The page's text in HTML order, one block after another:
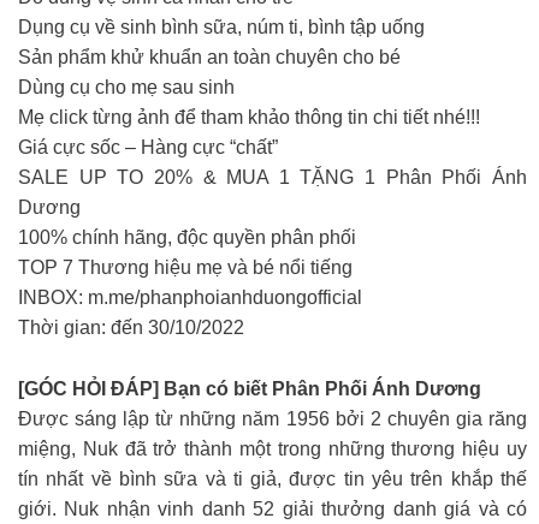
Dụng cụ về sinh bình sữa, núm ti, bình tập uống
Sản phẩm khử khuẩn an toàn chuyên cho bé
Dùng cụ cho mẹ sau sinh
Mẹ click từng ảnh để tham khảo thông tin chi tiết nhé!!!
Giá cực sốc – Hàng cực “chất”
SALE UP TO 20% & MUA 1 TẶNG 1 Phân Phối Ánh
Dương
100% chính hãng, độc quyền phân phối
TOP 7 Thương hiệu mẹ và bé nổi tiếng
INBOX: m.me/phanphoianhduongofficial
Thời gian: đến 30/10/2022
[GÓC HỎI ĐÁP] Bạn có biết Phân Phối Ánh Dương
Được sáng lập từ những năm 1956 bởi 2 chuyên gia răng
miệng, Nuk đã trở thành một trong những thương hiệu uy
tín nhất về bình sữa và ti giả, được tin yêu trên khắp thế
giới. Nuk nhận vinh danh 52 giải thưởng danh giá và có